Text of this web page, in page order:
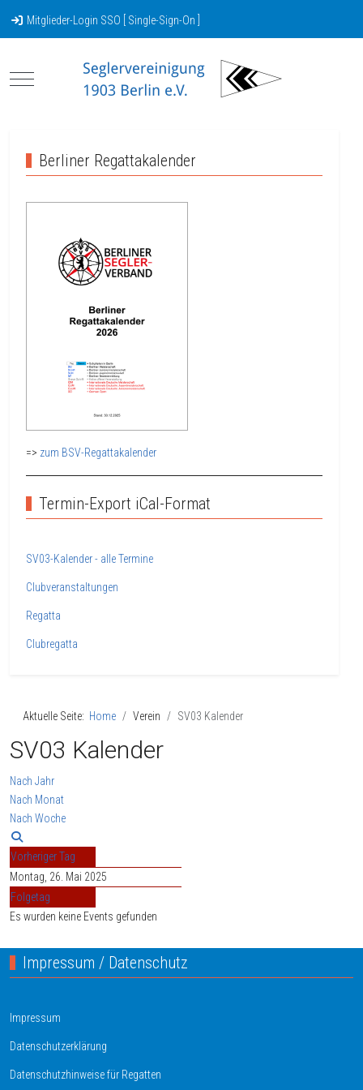
Mitglieder-Login SSO [ Single-Sign-On ]
Mobile Menu Toggle
Berliner Regattakalender
=> zum BSV-Regattakalender
Termin-Export iCal-Format
SV03-Kalender - alle Termine
Clubveranstaltungen
Regatta
Clubregatta
Aktuelle Seite: Home Verein SV03 Kalender
SV03 Kalender
Nach Jahr
Nach Monat
Nach Woche
Vorheriger Tag
Montag, 26. Mai 2025
Folgetag
Es wurden keine Events gefunden
Impressum / Datenschutz
Impressum
Datenschutzerklärung
Datenschutzhinweise für Regatten